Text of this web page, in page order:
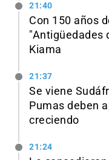
21:40
Con 150 años
"Antigüedades
Kiama
21:37
Se viene
Pumas deben
creciendo
21:24